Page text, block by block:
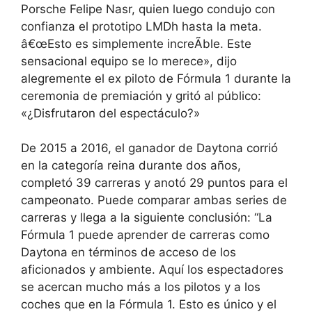
Porsche Felipe Nasr, quien luego condujo con
confianza el prototipo LMDh hasta la meta.
â€œEsto es simplemente increÃble. Este
sensacional equipo se lo merece», dijo
alegremente el ex piloto de Fórmula 1 durante la
ceremonia de premiación y gritó al público:
«¿Disfrutaron del espectáculo?»
De 2015 a 2016, el ganador de Daytona corrió
en la categoría reina durante dos años,
completó 39 carreras y anotó 29 puntos para el
campeonato. Puede comparar ambas series de
carreras y llega a la siguiente conclusión: “La
Fórmula 1 puede aprender de carreras como
Daytona en términos de acceso de los
aficionados y ambiente. Aquí los espectadores
se acercan mucho más a los pilotos y a los
coches que en la Fórmula 1. Esto es único y el